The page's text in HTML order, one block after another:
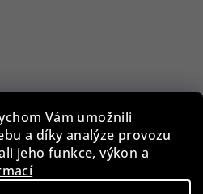
Vám umožnili
a díky analýze provozu
jeho funkce, výkon a